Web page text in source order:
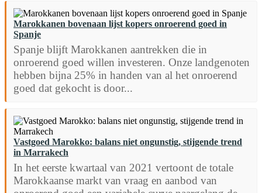
Marokkanen bovenaan lijst kopers onroerend goed in
Spanje
Spanje blijft Marokkanen aantrekken die in
onroerend goed willen investeren. Onze landgenoten
hebben bijna 25% in handen van al het onroerend
goed dat gekocht is door...
Vastgoed Marokko: balans niet ongunstig, stijgende trend
in Marrakech
In het eerste kwartaal van 2021 vertoont de totale
Marokkaanse markt van vraag en aanbod van